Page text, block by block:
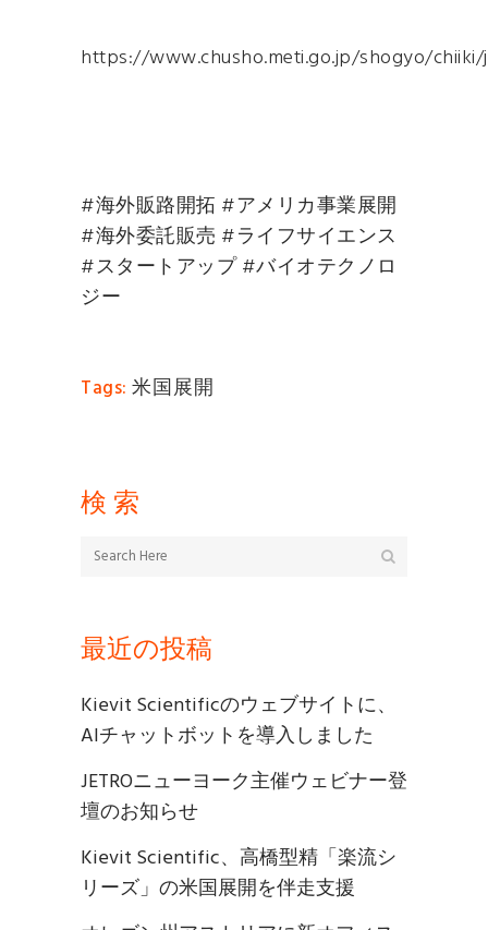
https://www.chusho.meti.go.jp/shogyo/
#海外販路開拓 #アメリカ事業展開
#海外委託販売 #ライフサイエンス
#スタートアップ #バイオテクノロ
ジー
Tags: 米国展開
検 索
最近の投稿
Kievit Scientificのウェブサイトに、
AIチャットボットを導入しました
JETROニューヨーク主催ウェビナー登
壇のお知らせ
Kievit Scientific、高橋型精「楽流シ
リーズ」の米国展開を伴走支援